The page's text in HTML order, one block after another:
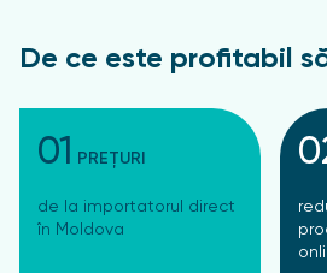
De ce este profitabil
01 PREȚURI
de la importatorul direct
în Moldova